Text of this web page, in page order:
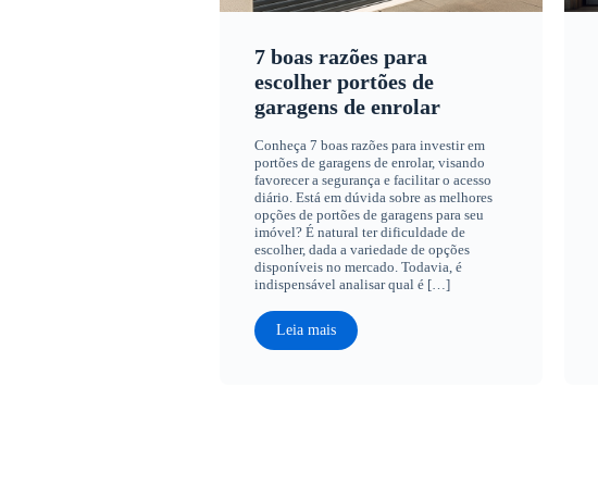
7 boas razões para
escolher portões de
garagens de enrolar
Conheça 7 boas razões para investir em
portões de garagens de enrolar, visando
favorecer a segurança e facilitar o acesso
diário. Está em dúvida sobre as melhores
opções de portões de garagens para seu
imóvel? É natural ter dificuldade de
escolher, dada a variedade de opções
disponíveis no mercado. Todavia, é
indispensável analisar qual é […]
Leia mais